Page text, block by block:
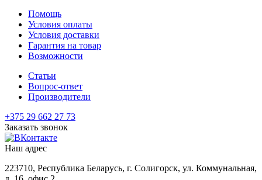
Помощь
Условия оплаты
Условия доставки
Гарантия на товар
Возможности
Статьи
Вопрос-ответ
Производители
+375 29 662 27 73
Заказать звонок
Наш адрес
223710, Республика Беларусь, г. Солигорск, ул. Коммунальная,